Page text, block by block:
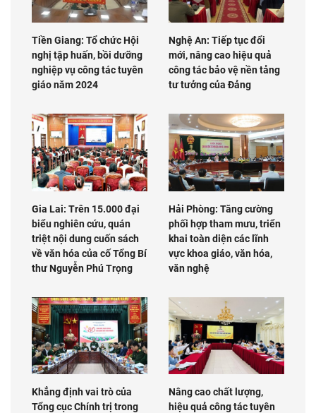
Tiền Giang: Tổ chức Hội
nghị tập huấn, bồi dưỡng
nghiệp vụ công tác tuyên
giáo năm 2024
Nghệ An: Tiếp tục đổi
mới, nâng cao hiệu quả
công tác bảo vệ nền tảng
tư tưởng của Đảng
Gia Lai: Trên 15.000 đại
biểu nghiên cứu, quán
triệt nội dung cuốn sách
về văn hóa của cố Tổng Bí
thư Nguyễn Phú Trọng
Hải Phòng: Tăng cường
phối hợp tham mưu, triển
khai toàn diện các lĩnh
vực khoa giáo, văn hóa,
văn nghệ
Khẳng định vai trò của
Tổng cục Chính trị trong
Nâng cao chất lượng,
hiệu quả công tác tuyên